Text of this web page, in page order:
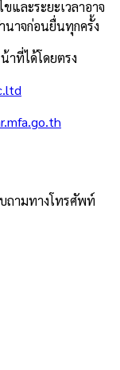
และระยะเวลาอาจ
นาจก่อนยื่นทุกครั้ง
าที่ได้โดยตรง
ถามทางโทรศัพท์